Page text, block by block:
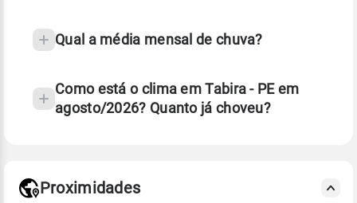
Qual a média mensal de chuva?
Como está o clima em Tabira - PE em
agosto/2026? Quanto já choveu?
Proximidades